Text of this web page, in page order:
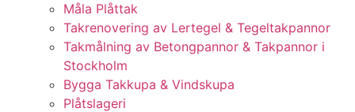
Måla Plåttak
Takrenovering av Lertegel & Tegeltakpannor
Takmålning av Betongpannor & Takpannor i
Stockholm
Bygga Takkupa & Vindskupa
Plåtslageri